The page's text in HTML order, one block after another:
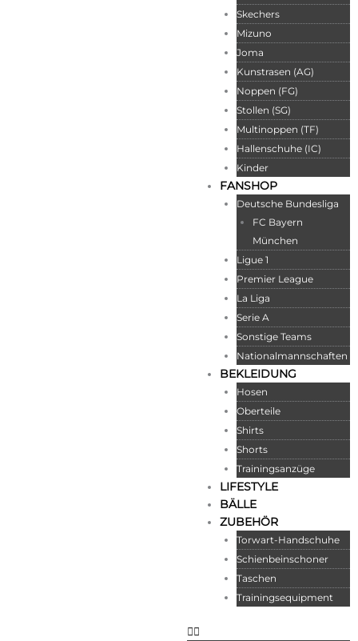
Skechers
Mizuno
Joma
Kunstrasen (AG)
Noppen (FG)
Stollen (SG)
Multinoppen (TF)
Hallenschuhe (IC)
Kinder
FANSHOP
Deutsche Bundesliga
FC Bayern
München
Ligue 1
Premier League
La Liga
Serie A
Sonstige Teams
Nationalmannschaften
BEKLEIDUNG
Hosen
Oberteile
Shirts
Shorts
Trainingsanzüge
LIFESTYLE
BÄLLE
ZUBEHÖR
Torwart-Handschuhe
Schienbeinschoner
Taschen
Trainingsequipment